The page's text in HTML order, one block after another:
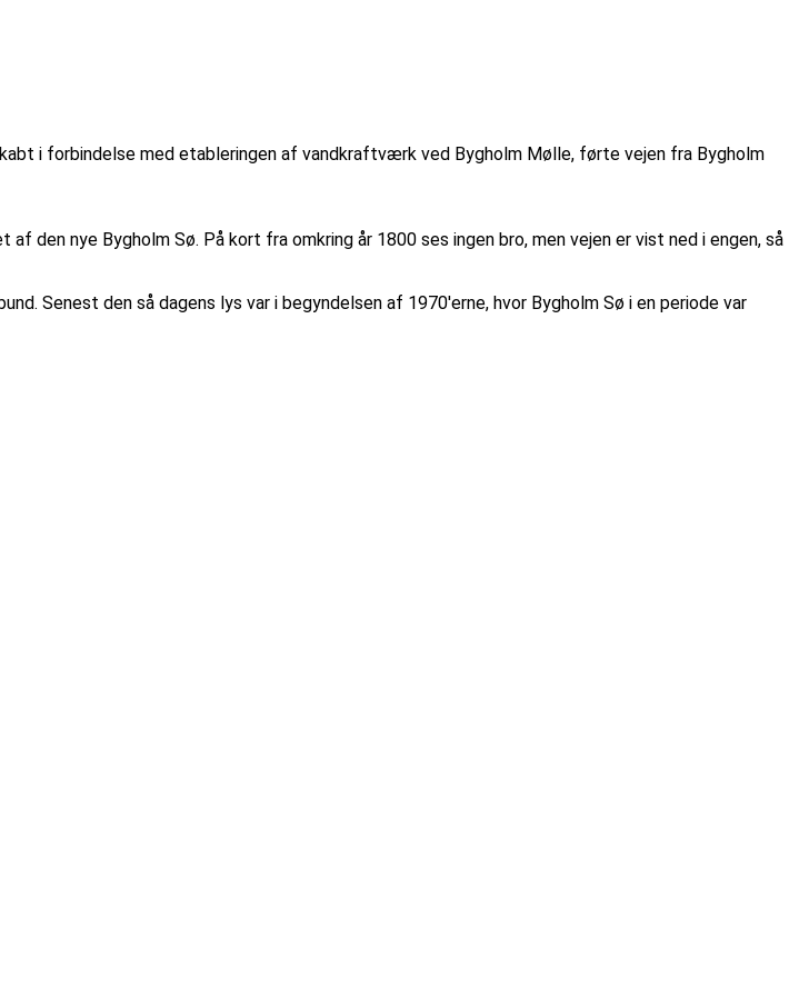
i forbindelse med etableringen af vandkraftværk ved Bygholm Mølle, førte vejen fra Bygholm
nye Bygholm Sø. På kort fra omkring år 1800 ses ingen bro, men vejen er vist ned i engen, så
Senest den så dagens lys var i begyndelsen af 1970'erne, hvor Bygholm Sø i en periode var